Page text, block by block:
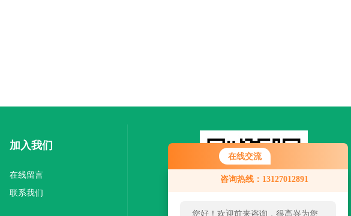
在线交流
咨询热线：13127012891
您好！欢迎前来咨询，很高兴为您
加入我们
在线留言
联系我们